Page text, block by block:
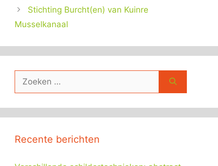
Stichting Burcht(en) van Kuinre
Musselkanaal
naar:
Recente berichten